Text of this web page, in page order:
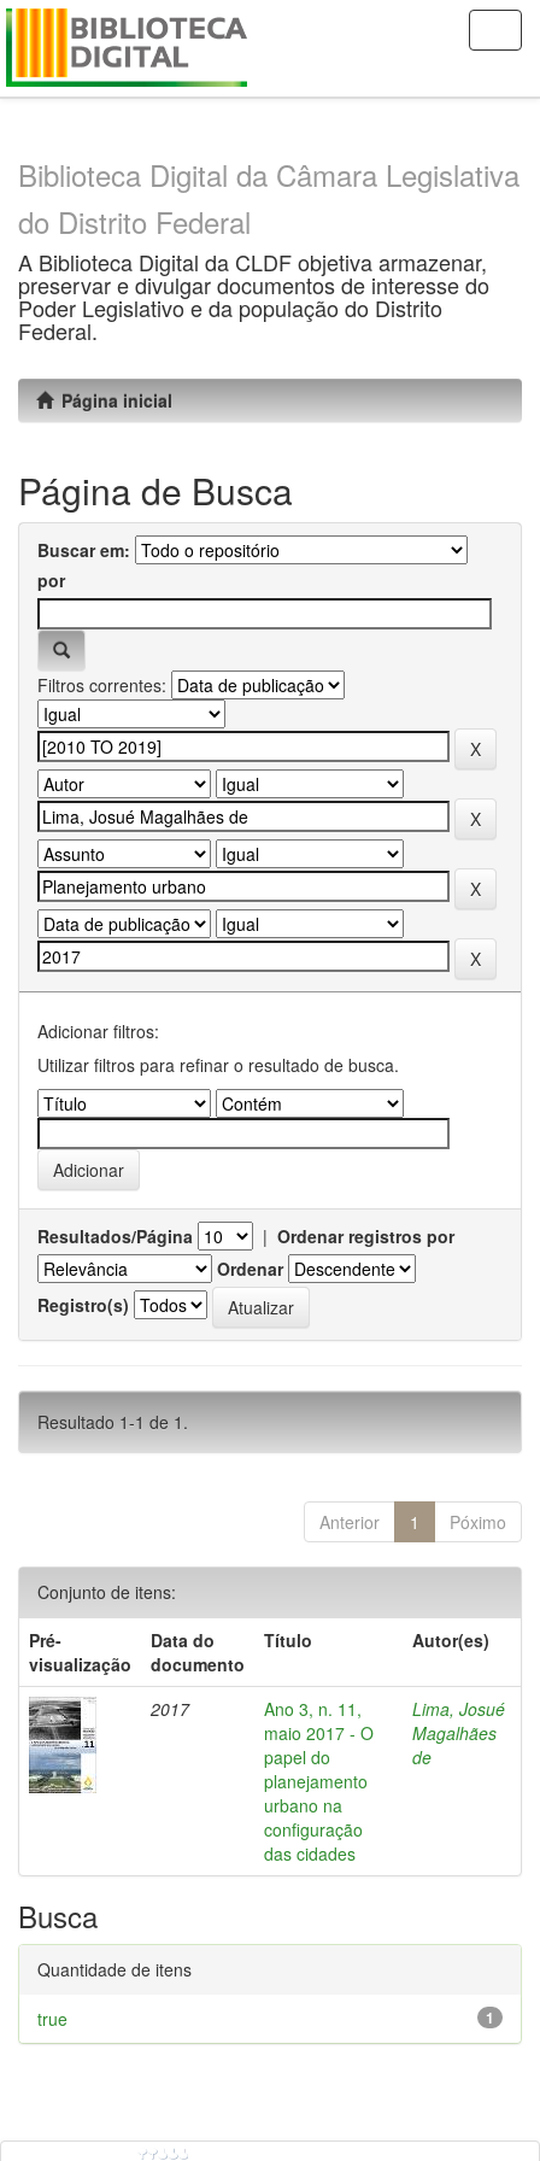
Skip
Biblioteca Digital da Câmara Legislativa
do Distrito Federal
A Biblioteca Digital da CLDF objetiva armazenar,
preservar e divulgar documentos de interesse do
Poder Legislativo e da população do Distrito
Federal.
Página inicial
Página de Busca
Buscar em:
por
Filtros correntes:
Adicionar filtros:
Utilizar filtros para refinar o resultado de busca.
Resultados/Página | Ordenar registros por
Ordenar
Registro(s)
Resultado 1-1 de 1.
Anterior 1 Póximo
Conjunto de itens:
Pré-
visualização
Data do
documento
Título Autor(es)
2017
Ano 3, n. 11,
maio 2017 - O
papel do
planejamento
urbano na
configuração
das cidades
Lima, Josué
Magalhães
de
Busca
Quantidade de itens
1
true